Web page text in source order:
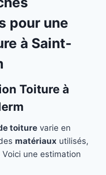
pour une
à Saint-
Toiture à
toiture varie en
matériaux utilisés,
une estimation